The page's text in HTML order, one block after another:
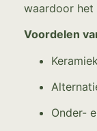
waardoor het
Voordelen
Onder-